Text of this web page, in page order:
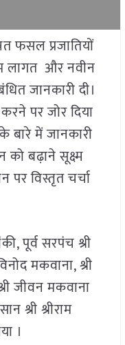
फसल प्रजातियों
लागत और नवीन
जानकारी दी।
करने पर जोर दिया
बारे में जानकारी
को बढ़ाने सूक्ष्म
पर विस्तृत चर्चा
पूर्व सरपंच श्री
मकवाना, श्री
जीवन मकवाना
श्री श्रीराम
।